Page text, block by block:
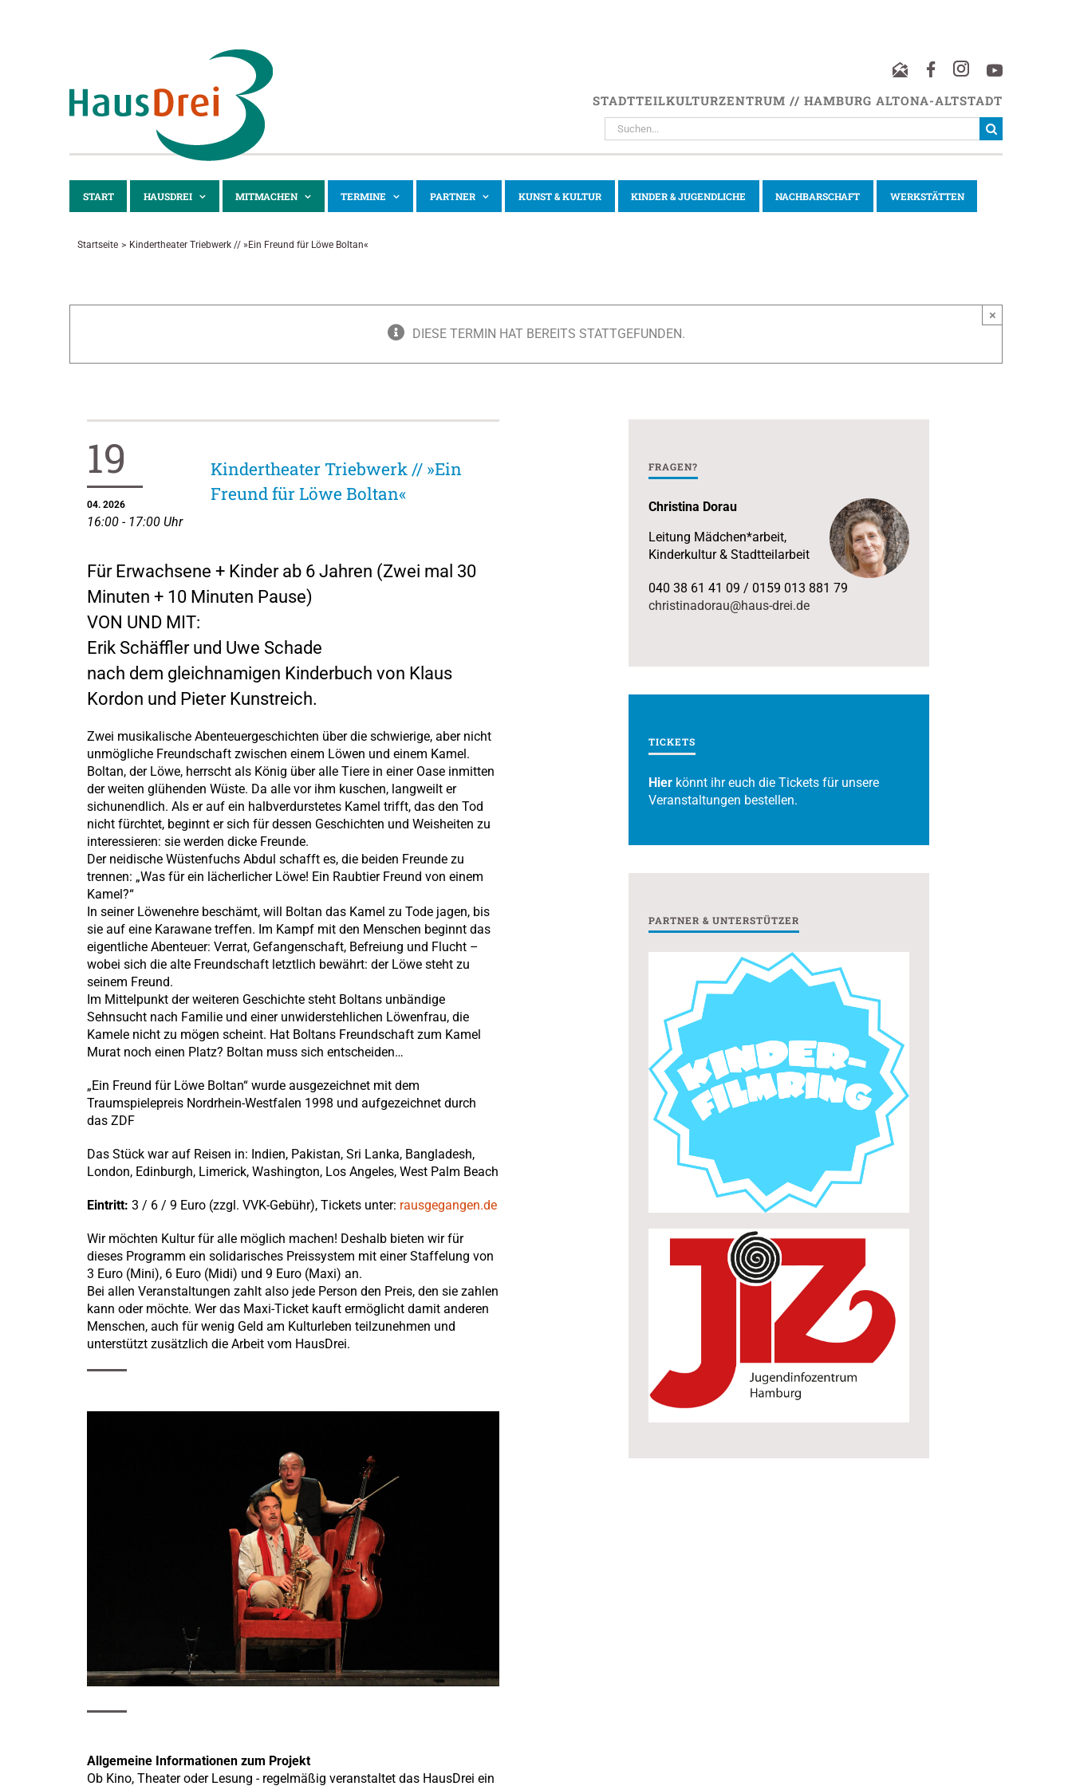
STADTTEILKULTURZENTRUM // HAMBURG ALTONA-ALTSTADT
SUCHE
NACH:
START HAUSDREI MITMACHEN TERMINE PARTNER KUNST & KULTUR KINDER & JUGENDLICHE NACHBARSCHAFT WERKSTÄTTEN
Startseite Kindertheater Triebwerk // »Ein Freund für Löwe Boltan«
DIESE TERMIN HAT BEREITS STATTGEFUNDEN.
×
19
04. 2026
16:00 - 17:00 Uhr
Kindertheater Triebwerk // »Ein
Freund für Löwe Boltan«
Für Erwachsene + Kinder ab 6 Jahren (Zwei mal 30
Minuten + 10 Minuten Pause)
VON UND MIT:
Erik Schäffler und Uwe Schade
nach dem gleichnamigen Kinderbuch von Klaus
Kordon und Pieter Kunstreich.
Zwei musikalische Abenteuergeschichten über die schwierige, aber nicht
unmögliche Freundschaft zwischen einem Löwen und einem Kamel.
Boltan, der Löwe, herrscht als König über alle Tiere in einer Oase inmitten
der weiten glühenden Wüste. Da alle vor ihm kuschen, langweilt er
sichunendlich. Als er auf ein halbverdurstetes Kamel trifft, das den Tod
nicht fürchtet, beginnt er sich für dessen Geschichten und Weisheiten zu
interessieren: sie werden dicke Freunde.
Der neidische Wüstenfuchs Abdul schafft es, die beiden Freunde zu
trennen: „Was für ein lächerlicher Löwe! Ein Raubtier Freund von einem
Kamel?“
In seiner Löwenehre beschämt, will Boltan das Kamel zu Tode jagen, bis
sie auf eine Karawane treffen. Im Kampf mit den Menschen beginnt das
eigentliche Abenteuer: Verrat, Gefangenschaft, Befreiung und Flucht –
wobei sich die alte Freundschaft letztlich bewährt: der Löwe steht zu
seinem Freund.
Im Mittelpunkt der weiteren Geschichte steht Boltans unbändige
Sehnsucht nach Familie und einer unwiderstehlichen Löwenfrau, die
Kamele nicht zu mögen scheint. Hat Boltans Freundschaft zum Kamel
Murat noch einen Platz? Boltan muss sich entscheiden…
„Ein Freund für Löwe Boltan“ wurde ausgezeichnet mit dem
Traumspielepreis Nordrhein-Westfalen 1998 und aufgezeichnet durch
das ZDF
Das Stück war auf Reisen in: Indien, Pakistan, Sri Lanka, Bangladesh,
London, Edinburgh, Limerick, Washington, Los Angeles, West Palm Beach
Eintritt: 3 / 6 / 9 Euro (zzgl. VVK-Gebühr), Tickets unter: rausgegangen.de
Wir möchten Kultur für alle möglich machen! Deshalb bieten wir für
dieses Programm ein solidarisches Preissystem mit einer Staffelung von
3 Euro (Mini), 6 Euro (Midi) und 9 Euro (Maxi) an.
Bei allen Veranstaltungen zahlt also jede Person den Preis, den sie zahlen
kann oder möchte. Wer das Maxi-Ticket kauft ermöglicht damit anderen
Menschen, auch für wenig Geld am Kulturleben teilzunehmen und
unterstützt zusätzlich die Arbeit vom HausDrei.
Allgemeine Informationen zum Projekt
Ob Kino, Theater oder Lesung - regelmäßig veranstaltet das HausDrei ein
FRAGEN?
Christina Dorau
Leitung Mädchen*arbeit,
Kinderkultur & Stadtteilarbeit
040 38 61 41 09 / 0159 013 881 79
christinadorau@haus-drei.de
TICKETS
Hier könnt ihr euch die Tickets für unsere
Veranstaltungen bestellen.
PARTNER & UNTERSTÜTZER